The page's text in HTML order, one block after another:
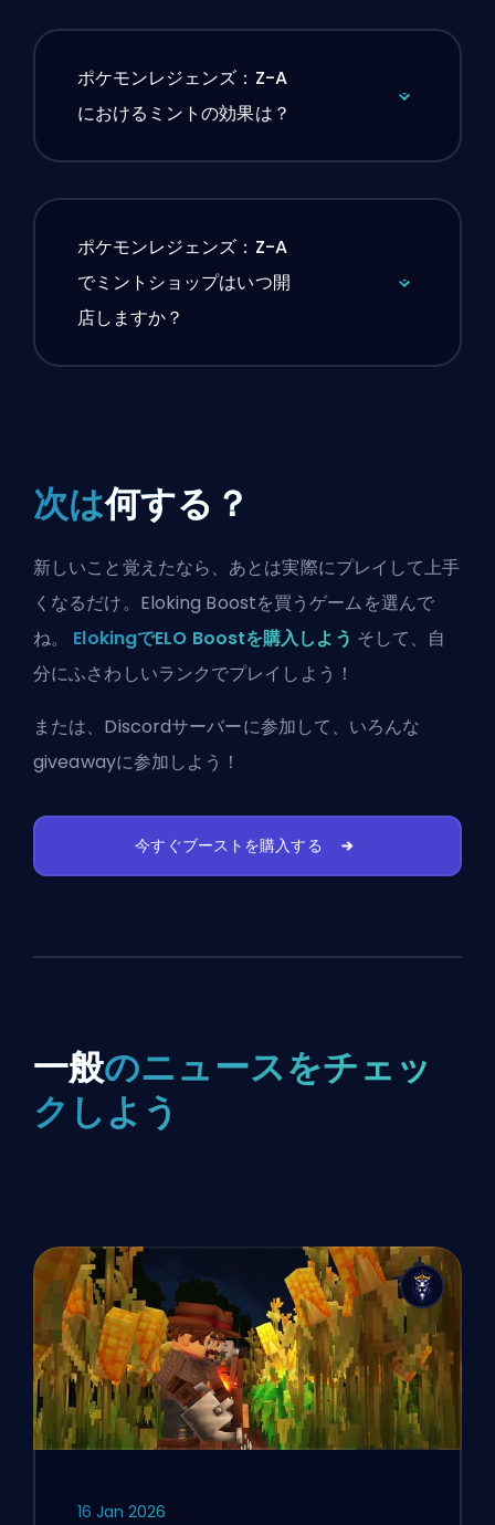
ポケモンレジェンズ：Z-A
におけるミントの効果は？
ポケモンレジェンズ：Z-A
でミントショップはいつ開
店しますか？
次は何する？
新しいこと覚えたなら、あとは実際にプレイして上手
くなるだけ。Eloking Boostを買うゲームを選んで
ね。 ElokingでELO Boostを購入しよう そして、自
分にふさわしいランクでプレイしよう！
または、 Discordサーバーに参加して、いろんな
giveawayに参加しよう！
今すぐブーストを購入する
一般のニュースをチェッ
クしよう
16 Jan 2026